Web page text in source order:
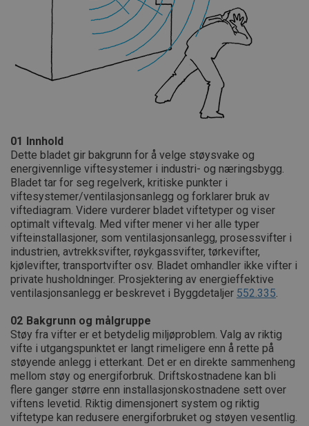
01 Innhold
Dette bladet gir bakgrunn for å velge støysvake og
energivennlige viftesystemer i industri- og næringsbygg.
Bladet tar for seg regelverk, kritiske punkter i
viftesystemer/ventilasjonsanlegg og forklarer bruk av
viftediagram. Videre vurderer bladet viftetyper og viser
optimalt viftevalg. Med vifter mener vi her alle typer
vifteinstallasjoner, som ventilasjonsanlegg, prosessvifter i
industrien, avtrekksvifter, røykgassvifter, tørkevifter,
kjølevifter, transportvifter osv. Bladet omhandler ikke vifter i
private husholdninger. Prosjektering av energieffektive
ventilasjonsanlegg er beskrevet i Byggdetaljer 552.335.
02 Bakgrunn og målgruppe
Støy fra vifter er et betydelig miljøproblem. Valg av riktig
vifte i utgangspunktet er langt rimeligere enn å rette på
støyende anlegg i etterkant. Det er en direkte sammenheng
mellom støy og energiforbruk. Driftskostnadene kan bli
flere ganger større enn installasjonskostnadene sett over
viftens levetid. Riktig dimensjonert system og riktig
viftetype kan redusere energiforbruket og støyen vesentlig.